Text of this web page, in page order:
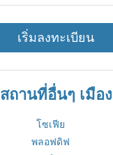
เริ่มลงทะเบียน
สถานที่อื่นๆ เมือง
โซเฟีย
พลอฟดิฟ